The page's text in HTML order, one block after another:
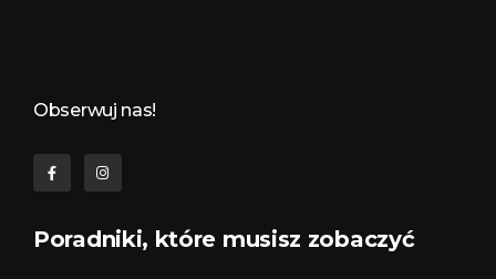
Obserwuj nas!
Poradniki, które musisz zobaczyć